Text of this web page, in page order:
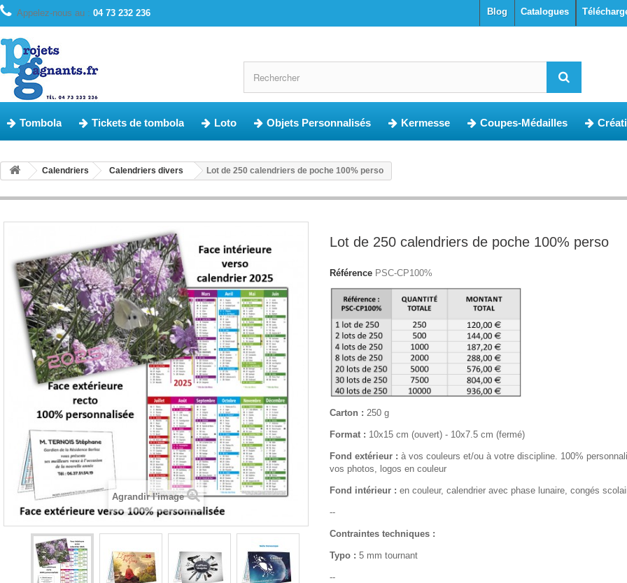
Appelez-nous au : 04 73 232 236 Catalogues
blog
Tombola Tickets de tombola Loto Objets Personnalisés Kermesse Coupes-Médailles
Calendriers Calendriers divers Lot de 250 calendriers de poche 100% perso
Agrandir l'image
Lot de 250 calendriers de poche 100% perso
Référence PSC-CP100%
Carton : 250 g
Format : 10x15 cm (ouvert) - 10x7.5 cm (fermé)
Fond extérieur : à vos couleurs et/ou à votre discipline. 100%
vos photos, logos en couleur
Fond intérieur : en couleur, calendrier avec phase lunaire, congés
--
Contraintes techniques :
Typo : 5 mm tournant
--